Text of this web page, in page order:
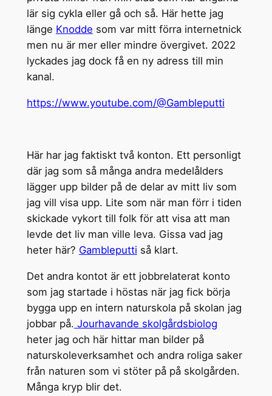
lär sig cykla eller gå och så. Här hette jag
länge Knodde som var mitt förra internetnick
men nu är mer eller mindre övergivet. 2022
lyckades jag dock få en ny adress till min
kanal.
https://www.youtube.com/@Gambleputti
Här har jag faktiskt två konton. Ett personligt
där jag som så många andra medelålders
lägger upp bilder på de delar av mitt liv som
jag vill visa upp. Lite som när man förr i tiden
skickade vykort till folk för att visa att man
levde det liv man ville leva. Gissa vad jag
heter här? Gambleputti så klart.
Det andra kontot är ett jobbrelaterat konto
som jag startade i höstas när jag fick börja
bygga upp en intern naturskola på skolan jag
jobbar på. Jourhavande skolgårdsbiolog
heter jag och här hittar man bilder på
naturskoleverksamhet och andra roliga saker
från naturen som vi stöter på på skolgården.
Många kryp blir det.